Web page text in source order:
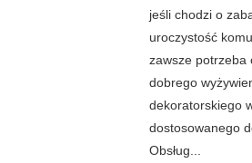
jeśli chodzi o
uroczystość
zawsze potrzeba
dobrego
dekoratorskiego
dostosowanego
Obsług...